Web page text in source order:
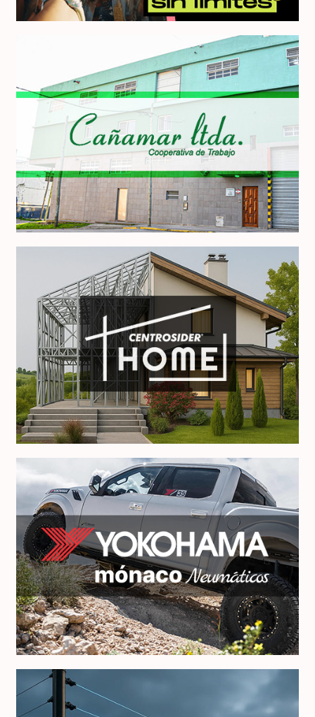
Cooperativa Cañamar
Centrosider Home
Neumáticos Yokohama